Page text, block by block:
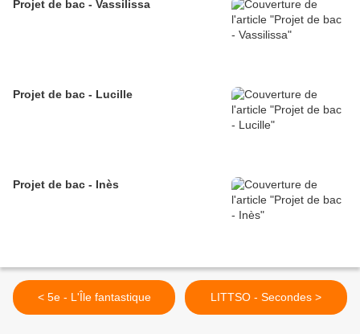
Projet de bac - Vassilissa
Projet de bac - Lucille
Projet de bac - Inès
< 5e - L'Île fantastique LITTSO - Secondes >